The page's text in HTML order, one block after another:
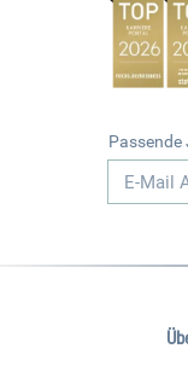
Passende